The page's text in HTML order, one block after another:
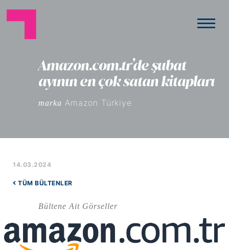
Amazon.com.tr’de şubat
ayının en çok satan kitapları
marka Amazon Türkiye
14.03.2024
TÜM BÜLTENLER
Bültene Ait Görseller